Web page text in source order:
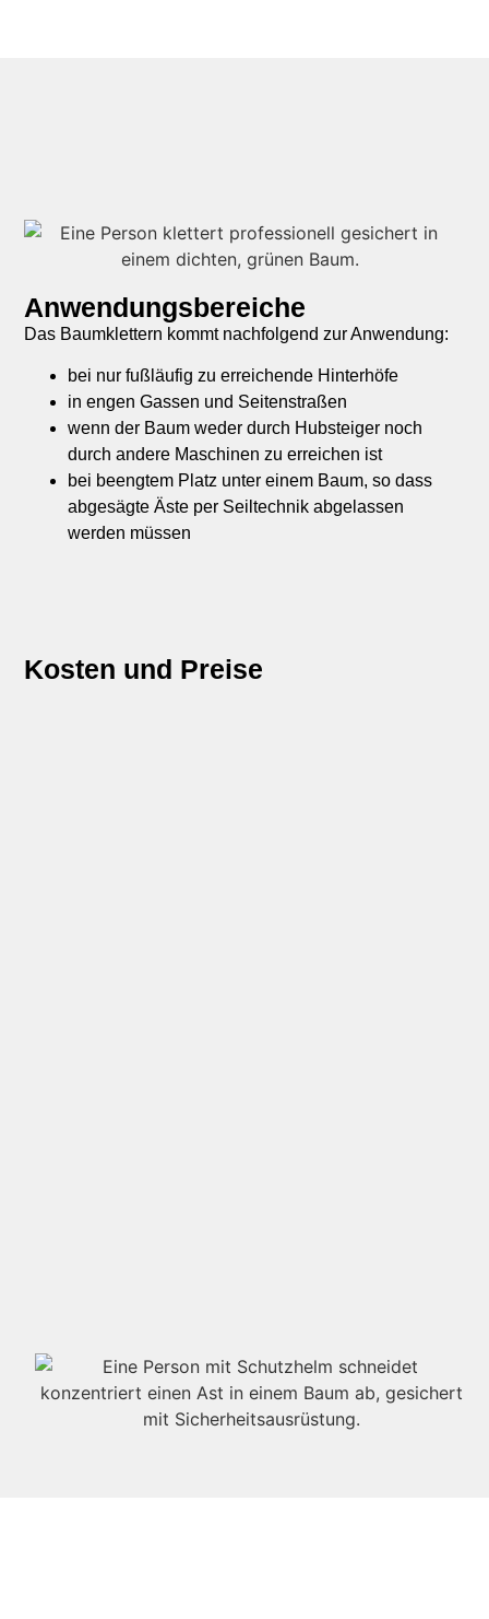
Anwendungsbereiche
Das Baumklettern kommt nachfolgend zur Anwendung:
bei nur fußläufig zu erreichende Hinterhöfe
in engen Gassen und Seitenstraßen
wenn der Baum weder durch Hubsteiger noch
durch andere Maschinen zu erreichen ist
bei beengtem Platz unter einem Baum, so dass
abgesägte Äste per Seiltechnik abgelassen
werden müssen
Kosten und Preise